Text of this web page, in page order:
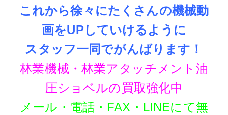
これから徐々にたくさんの機械動
画をUPしていけるように
スタッフ一同でがんばります！
林業機械・林業アタッチメント 油
圧ショベルの買取強化中
メール・電話・FAX・LINEにて無